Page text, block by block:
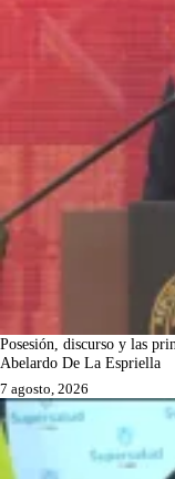
Posesión, discurso y las
Abelardo De La Espriella
7 agosto, 2026